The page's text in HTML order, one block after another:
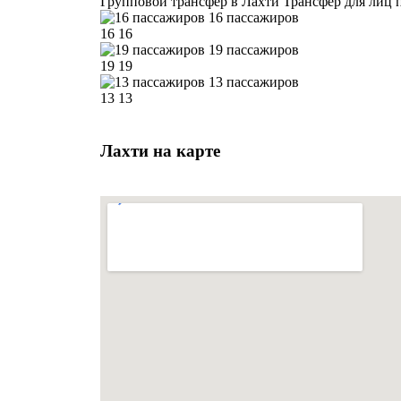
16 пассажиров
16 16
19 пассажиров
19 19
13 пассажиров
13 13
Лахти на карте